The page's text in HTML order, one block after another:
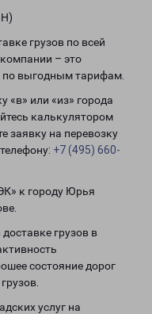
грузов по всей
– это
по выгодным тарифам.
«в» или «из» города
калькулятором
заявку на перевозку
+7 (495) 660-
к городу Юрья
грузов в
состояние дорог
услуг на